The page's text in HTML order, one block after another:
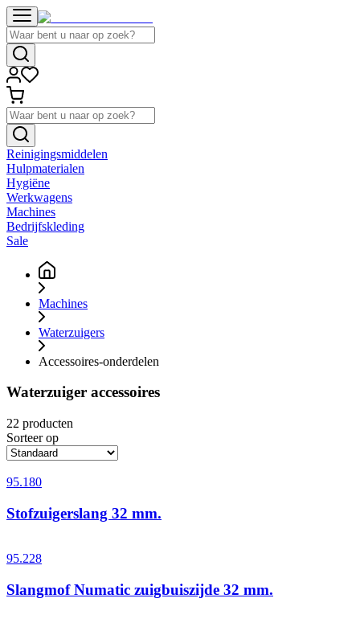
Reinigingsmiddelen
Hulpmaterialen
Hygiëne
Werkwagens
Machines
Bedrijfskleding
Sale
Machines
Waterzuigers
Accessoires-onderdelen
Waterzuiger accessoires
22 producten
Sorteer op
95.180
Stofzuigerslang 32 mm.
95.228
Slangmof Numatic zuigbuiszijde 32 mm.